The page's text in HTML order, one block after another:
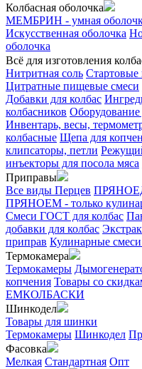
Колбасная оболочка
МЕМБРИН - умная
Искусственная оболочка
оболочка
Всё для изготовления
Нитритная соль Стартовые
Цитратные пищевые смеси
Добавки для колбас
колбасников Оборудование
Инвентарь, весы,
колбасные Щепа для
клипсаторы, петли
инъекторы для посола мяса
Приправы
Все виды Перцев ПРЯНОЕД
ПРЯНОЕМ - только
Смеси ГОСТ для колбас
добавки для колбас
приправ Кулинарные
Термокамера
Термокамеры
копчения Товары со
ЕМКОЛБАСКИ
Шинкодел
Товары для шинки
Термокамеры Шинкодел
Фасовка
Мелкая Стандартная Опт